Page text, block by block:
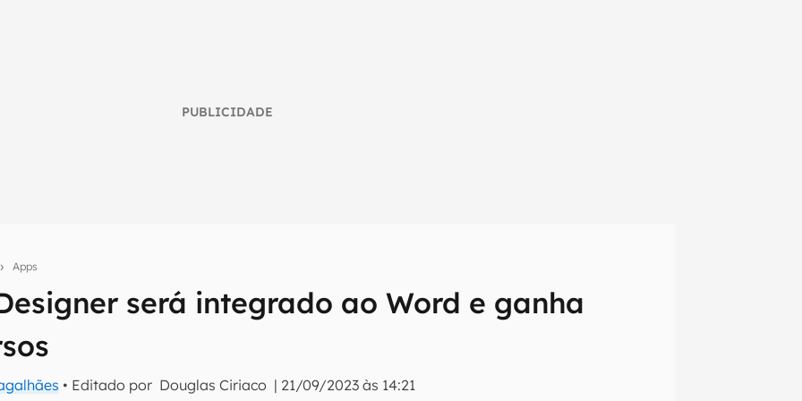
PUBLICIDADE
Apps
será integrado ao Word e ganha
• Editado por Douglas Ciriaco | 21/09/2023 às 14:21
inteligente do mundo tech!
do Canaltech e receba notícias e reviews sobre tecnologia em primeira